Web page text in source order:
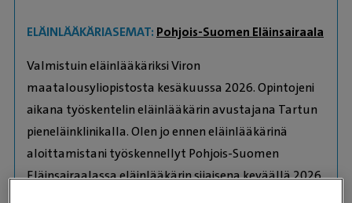
ELÄINLÄÄKÄRIASEMAT: Pohjois-Suomen Eläinsairaala
Valmistuin eläinlääkäriksi Viron
maatalousyliopistosta kesäkuussa 2026. Opintojeni
aikana työskentelin eläinlääkärin avustajana Tartun
pieneläinklinikalla. Olen jo ennen eläinlääkärinä
aloittamistani työskennellyt Pohjois-Suomen
Eläinsairaalassa eläinlääkärin sijaisena keväällä 2026.